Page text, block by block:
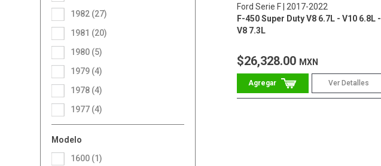
Modelo
1600 (1)
1977 (4)
1978 (4)
1979 (4)
1980 (5)
1981 (20)
1982 (27)
Ford Serie F 2017-2022
F-450 Super Duty V8 6.7L - V10 6.8L -
V8 7.3L
$26,328.00 MXN
Ver Detalles